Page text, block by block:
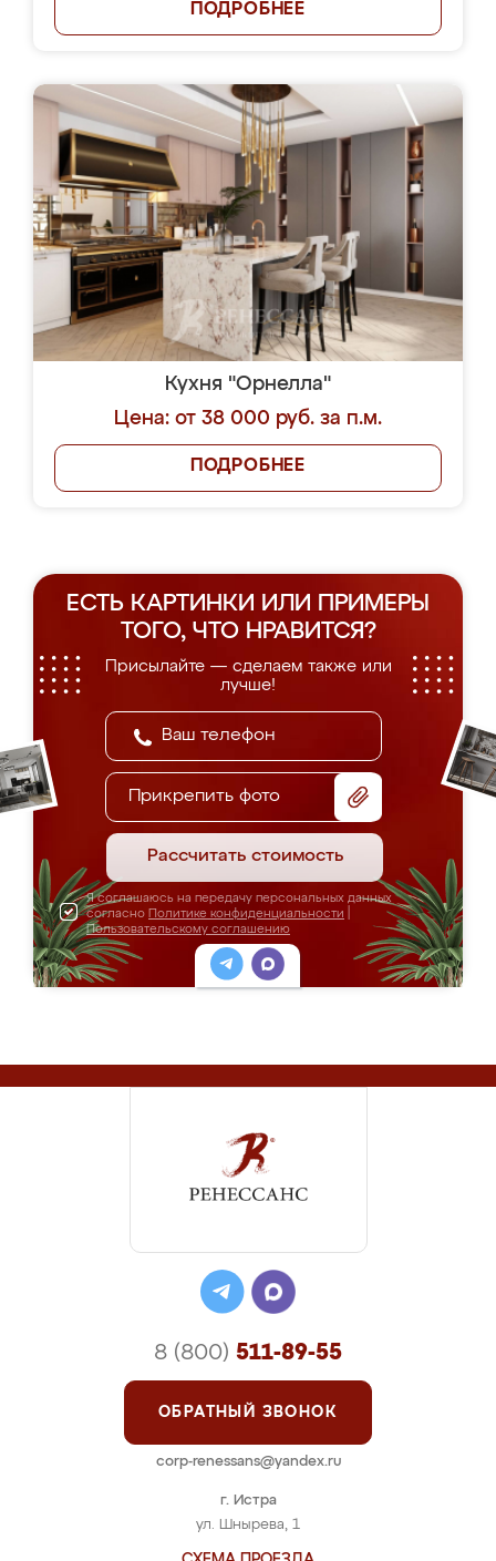
ПОДРОБНЕЕ
Кухня "Орнелла"
Цена: от 38 000 руб. за п.м.
ПОДРОБНЕЕ
ЕСТЬ КАРТИНКИ ИЛИ ПРИМЕРЫ
ТОГО, ЧТО НРАВИТСЯ?
Присылайте — сделаем также или
лучше!
Прикрепить фото
Рассчитать стоимость
Я соглашаюсь на передачу персональных данных
согласно Политике конфиденциальности
Пользовательскому соглашению
г. Истра
ул. Шнырева, 1
8 (800) 511-89-55
ОБРАТНЫЙ ЗВОНОК
corp-renessans@yandex.ru